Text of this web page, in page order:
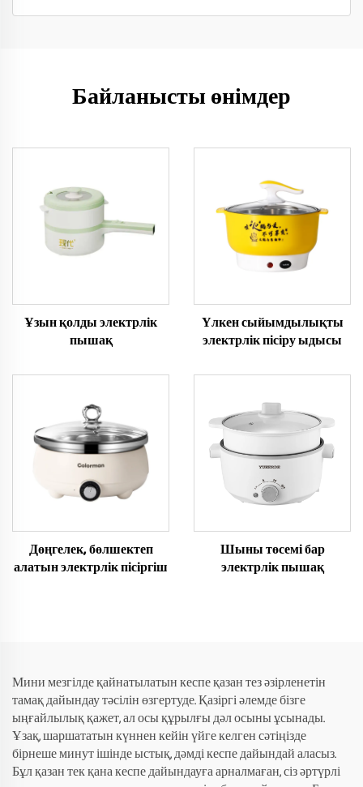
Байланысты өнімдер
Ұзын қолды электрлік
пышақ
Үлкен сыйымдылықты
электрлік пісіру ыдысы
Дөңгелек, бөлшектеп
алатын электрлік пісіргіш
Шыны төсемі бар
электрлік пышақ
Мини мезгілде қайнатылатын кеспе қазан тез әзірленетін
тамақ дайындау тәсілін өзгертуде. Қазіргі әлемде бізге
ыңғайлылық қажет, ал осы құрылғы дәл осыны ұсынады.
Ұзақ, шаршататын күннен кейін үйге келген сәтіңізде
бірнеше минут ішінде ыстық, дәмді кеспе дайындай аласыз.
Бұл қазан тек қана кеспе дайындауға арналмаған, сіз әртүрлі